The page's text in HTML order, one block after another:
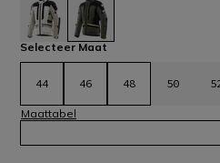
geselecteerd
Selecteer Maat
44 46 48 50
Maattabel